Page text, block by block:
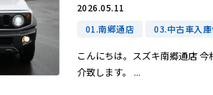
2026.05.11
01.南郷通店
03.中古車入庫
こんにちは。スズキ南郷通店
介致します。 ...